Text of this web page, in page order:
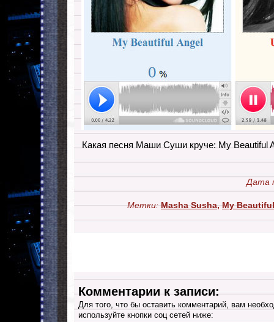
Какая песня Маши Суши круче: My Beautiful
Дата
Метки: Masha Susha,My
Комментарии к записи:
Для того, что бы оставить комментарий, вам
используйте кнопки соц сетей ниже: